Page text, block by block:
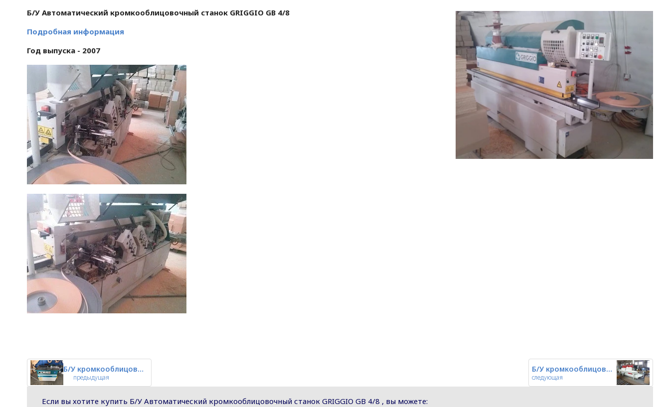
Б/У Автоматический кромкооблицовочный станок GRIGGIO GB 4/8
Подробная информация
Год выпуска - 2007
Б/У кромкооблицовочный станок
предыдущая
Б/У кромкооблицовочный станок
следующая
Если вы хотите купить Б/У Автоматический кромкооблицовочный станок GRIGGIO GB 4/8 , вы можете: